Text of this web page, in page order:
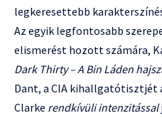
legkeresettebb
Az egyik legfontosabb
elismerést hozott számára,
Dark Thirty – A Bin Láden
Dant, a CIA
Clarke rendkívüli intenzitással